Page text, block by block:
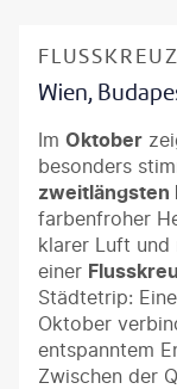
Wien,
Im Oktober
besonders
zweitlängsten
farbenfroher
klarer Luft und
einer
Städtetrip:
Oktober
entspanntem
Zwischen der